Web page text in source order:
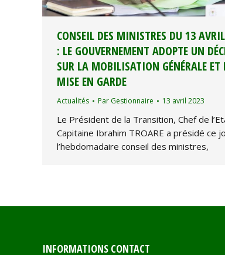
CONSEIL DES MINISTRES DU 13
: LE GOUVERNEMENT ADOPTE UN
SUR LA MOBILISATION GÉNÉRALE ET
MISE EN GARDE
Actualités Par Gestionnaire 13 avril 2023
Le Président de la Transition, Chef de
Capitaine Ibrahim TROARE a présidé ce
l’hebdomadaire conseil des ministres,
INFORMATIONS CONTACT